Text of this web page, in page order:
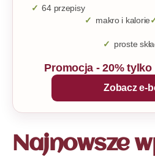
64 przepisy
makro i kalorie
proste
Promocja - 20%
Zobacz e-
Najnowsze